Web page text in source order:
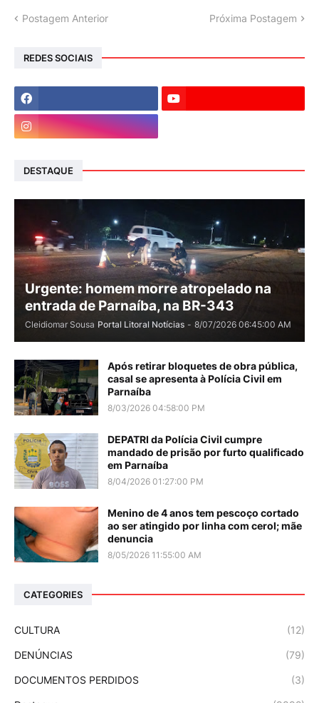
Postagem Anterior Próxima Postagem
REDES SOCIAIS
DESTAQUE
Urgente: homem morre atropelado na
entrada de Parnaíba, na BR-343
Cleidiomar Sousa Portal Litoral Notícias - 8/07/2026 06:45:00 AM
Após retirar bloquetes de obra pública,
casal se apresenta à Polícia Civil em
Parnaíba
8/03/2026 04:58:00 PM
DEPATRI da Polícia Civil cumpre
mandado de prisão por furto qualificado
em Parnaíba
8/04/2026 01:27:00 PM
Menino de 4 anos tem pescoço cortado
ao ser atingido por linha com cerol; mãe
denuncia
8/05/2026 11:55:00 AM
CATEGORIES
CULTURA (12)
DENÚNCIAS (79)
DOCUMENTOS PERDIDOS (3)